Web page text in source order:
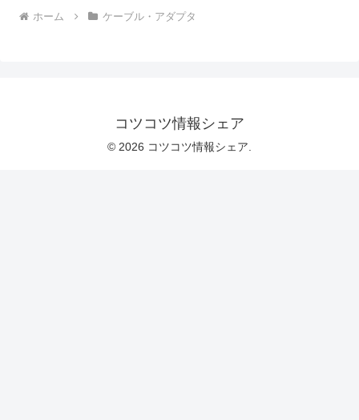
ホーム ケーブル・アダプタ
コツコツ情報シェア
© 2026 コツコツ情報シェア.